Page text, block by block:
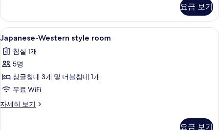
기
자
세
히
기
요금 보기
Japanese-
Western
style
room
사
진
모
1
Japanese-Western style room
침실 1개
5명
싱글침대 3개 및 더블침대 1개
무료 WiFi
자세히 보기
Japanese-
요금 보기